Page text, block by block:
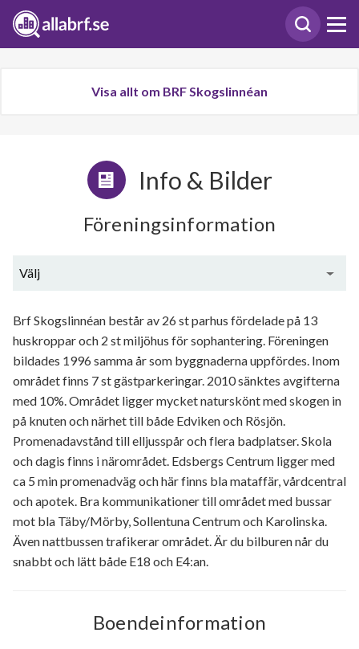
Visa allt om BRF Skogslinnéan
Info & Bilder
Föreningsinformation
Välj
Brf Skogslinnéan består av 26 st parhus fördelade på 13
huskroppar och 2 st miljöhus för sophantering. Föreningen
bildades 1996 samma år som byggnaderna uppfördes. Inom
området finns 7 st gästparkeringar. 2010 sänktes avgifterna
med 10%. Området ligger mycket naturskönt med skogen in
på knuten och närhet till både Edviken och Rösjön.
Promenadavstånd till elljusspår och flera badplatser. Skola
och dagis finns i närområdet. Edsbergs Centrum ligger med
ca 5 min promenadväg och här finns bla mataffär, vårdcentral
och apotek. Bra kommunikationer till området med bussar
mot bla Täby/Mörby, Sollentuna Centrum och Karolinska.
Även nattbussen trafikerar området. Är du bilburen når du
snabbt och lätt både E18 och E4:an.
Boendeinformation